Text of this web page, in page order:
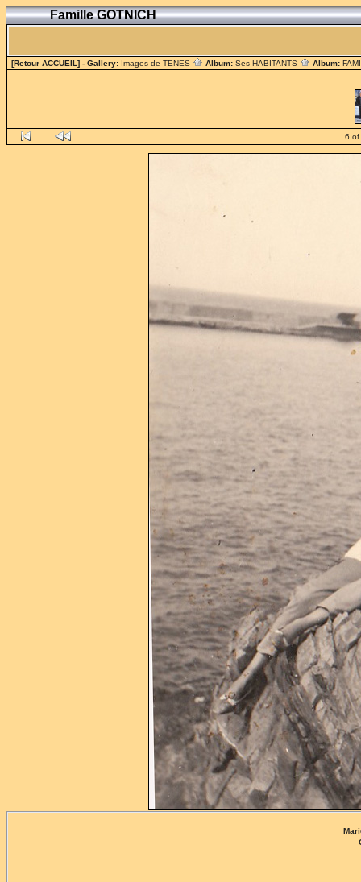
Famille GOTNICH
[Retour ACCUEIL] - Gallery: Images de TENES Album: Ses HABITANTS Album:
6 of